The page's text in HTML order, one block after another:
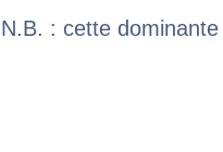
N.B. : cette